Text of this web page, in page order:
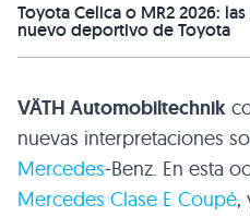
Toyota Celica o MR2 2026:
nuevo deportivo de Toyota
VÄTH Automobiltechnik
nuevas interpretaciones
Mercedes-Benz. En esta
Mercedes Clase E Coupé,